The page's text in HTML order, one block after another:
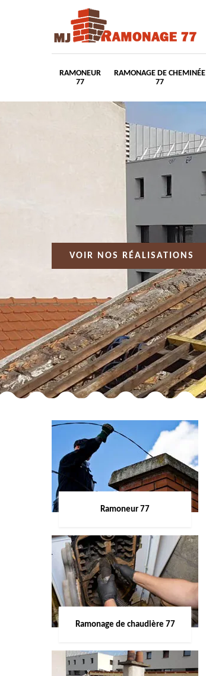
RAMONEUR
77
RAMONAGE DE CHEMINÉE
77
VOIR NOS RÉALISATIONS
Ramoneur 77
Ramonage de chaudière 77